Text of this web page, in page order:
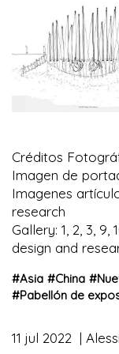
Créditos
Imagen de
Imagenes
research
Gallery: 1, 2, 3, 9,
design and
#Asia #China #
#Pabellón de
11 jul 2022